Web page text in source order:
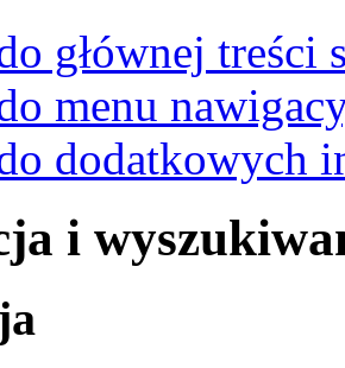
głównej treści
menu
dodatkowych
i